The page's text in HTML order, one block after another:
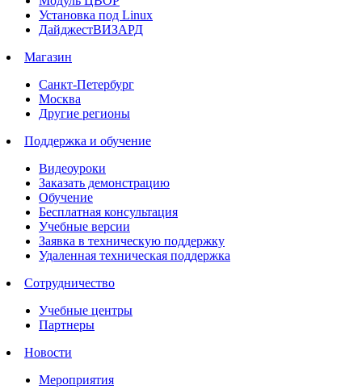
Установка под Linux
ДайджестВИЗАРД
Магазин
Санкт-Петербург
Москва
Другие регионы
Поддержка и обучение
Видеоуроки
Заказать демонстрацию
Обучение
Бесплатная консультация
Учебные версии
Заявка в техническую поддержку
Удаленная техническая поддержка
Сотрудничество
Учебные центры
Партнеры
Новости
Мероприятия